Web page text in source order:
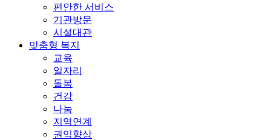
편안한 서비스
기관방문
시설대관
맞춤형 복지
교육
일자리
돌봄
건강
나눔
지역연계
권익향상